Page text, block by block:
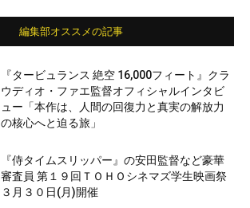
編集部オススメの記事
『タービュランス 絶空 16,000フィート』クラ
ウディオ・ファエ監督オフィシャルインタビ
ュー「本作は、人間の回復力と真実の解放力
の核心へと迫る旅」
『侍タイムスリッパー』の安田監督など豪華
審査員 第１９回ＴＯＨＯシネマズ学生映画祭
３月３０日(月)開催